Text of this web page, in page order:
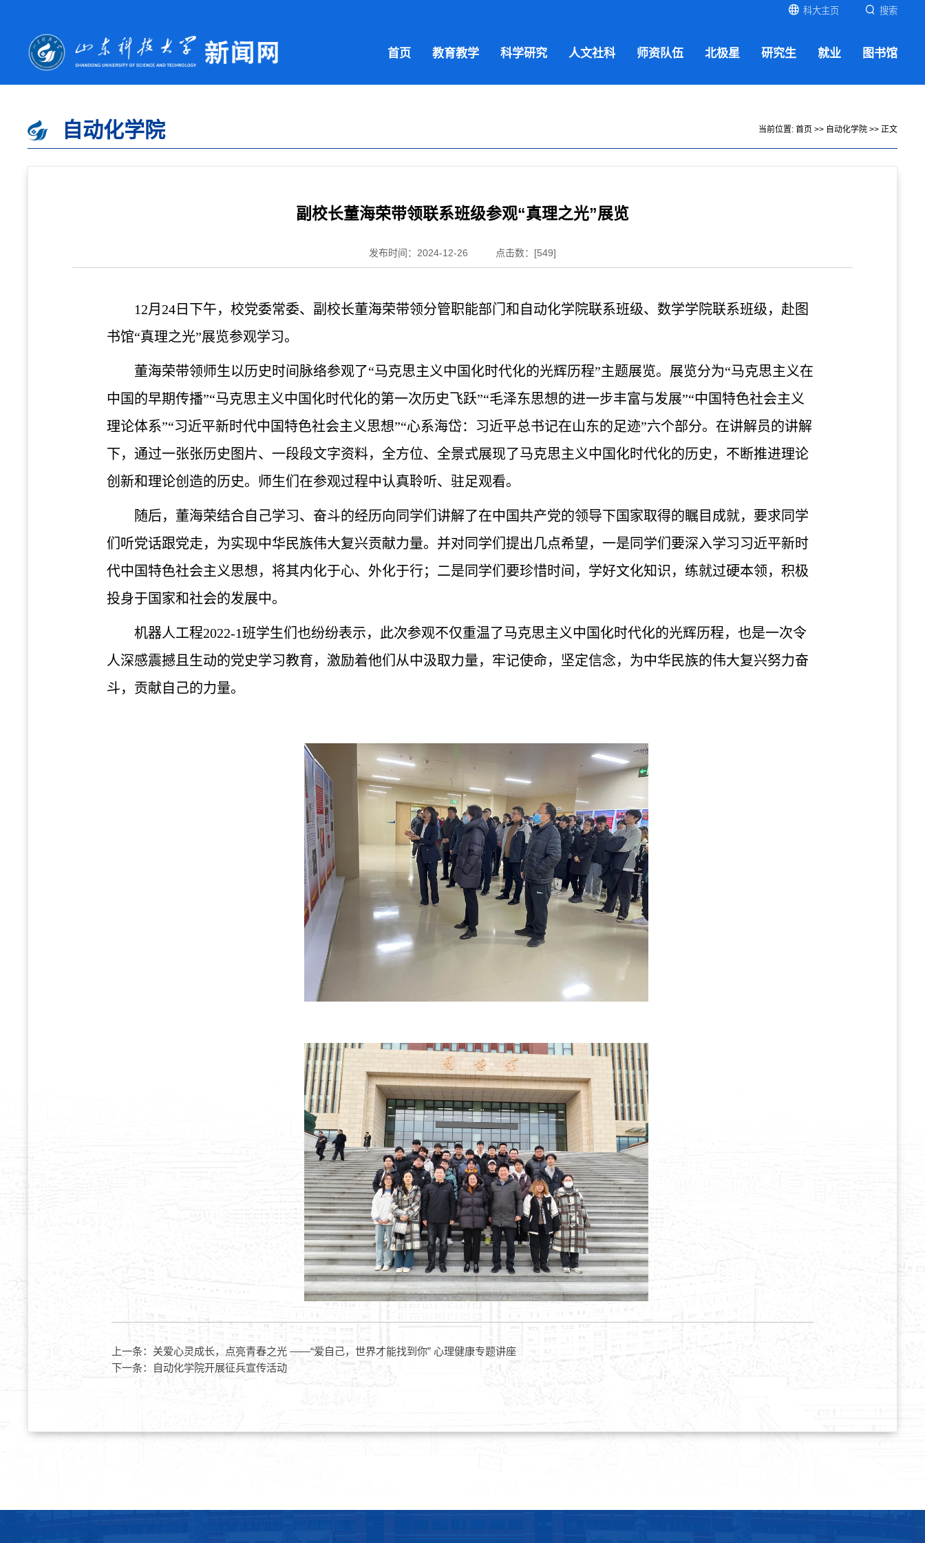
科大主页 搜索
首页 教育教学 科学研究 人文社科 师资队伍 北极星 研究生 就业 图书馆
自动化学院 当前位置: 首页 >> 自动化学院>> 正文
副校长董海荣带领联系班级参观“真理之光”展览
发布时间：2024-12-26 点击数：[549]
12月24日下午，校党委常委、副校长董海荣带领分管职能部门和自动化学院联系班级、数学学院联系班级，赴图
书馆“真理之光”展览参观学习。
董海荣带领师生以历史时间脉络参观了“马克思主义中国化时代化的光辉历程”主题展览。展览分为“马克思主义在
中国的早期传播”“马克思主义中国化时代化的第一次历史飞跃”“毛泽东思想的进一步丰富与发展”“中国特色社会主义
理论体系”“习近平新时代中国特色社会主义思想”“心系海岱：习近平总书记在山东的足迹”六个部分。在讲解员的讲解
下，通过一张张历史图片、一段段文字资料，全方位、全景式展现了马克思主义中国化时代化的历史，不断推进理论
创新和理论创造的历史。师生们在参观过程中认真聆听、驻足观看。
随后，董海荣结合自己学习、奋斗的经历向同学们讲解了在中国共产党的领导下国家取得的瞩目成就，要求同学
们听党话跟党走，为实现中华民族伟大复兴贡献力量。并对同学们提出几点希望，一是同学们要深入学习习近平新时
代中国特色社会主义思想，将其内化于心、外化于行；二是同学们要珍惜时间，学好文化知识，练就过硬本领，积极
投身于国家和社会的发展中。
机器人工程2022-1班学生们也纷纷表示，此次参观不仅重温了马克思主义中国化时代化的光辉历程，也是一次令
人深感震撼且生动的党史学习教育，激励着他们从中汲取力量，牢记使命，坚定信念，为中华民族的伟大复兴努力奋
斗，贡献自己的力量。
上一条： 关爱心灵成长，点亮青春之光 ——“爱自己，世界才能找到你” 心理健康专题讲座
下一条：
自动化学院开展征兵宣传活动